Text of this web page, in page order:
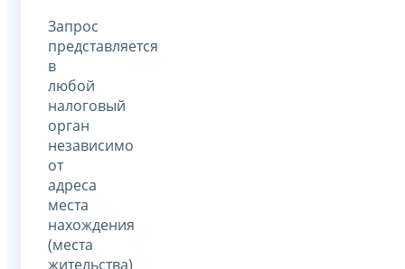
Запрос
представляется
в
любой
налоговый
орган
независимо
от
адреса
места
нахождения
(места
жительства)